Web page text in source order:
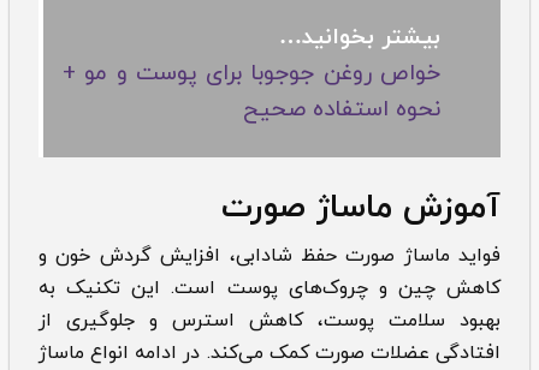
بیشتر بخوانید…
خواص روغن جوجوبا برای پوست و مو +
نحوه استفاده صحیح
آموزش ‌‌‌ماساژ صورت
فواید ماساژ صورت حفظ شادابی، افزایش گردش خون و
کاهش چین و چروک‌های پوست است. این تکنیک به
بهبود سلامت پوست، کاهش استرس و جلوگیری از
افتادگی عضلات صورت کمک می‌کند. در ادامه انواع ‌‌‌ماساژ